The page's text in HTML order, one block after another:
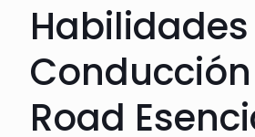
Road